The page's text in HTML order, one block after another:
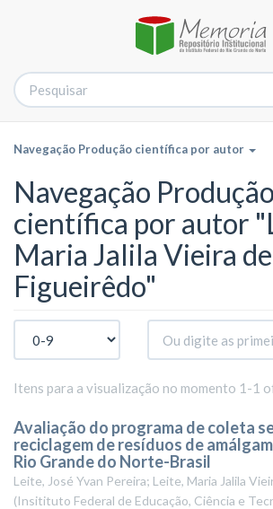
Navegação Produção científica por autor
Navegação Produção
científica por autor
Maria Jalila Vieira de
Figueirêdo"
Itens para a visualização no momento 1-1
Avaliação do programa de coleta
reciclagem de resíduos de
Rio Grande do Norte-Brasil
Leite, José Yvan Pereira; Leite, Maria Jalila
(Insitituto Federal de Educação, Ciência e